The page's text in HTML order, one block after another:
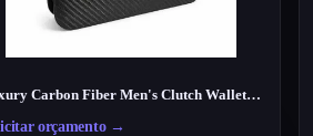
Luxury Carbon Fiber Men's Clutch Wallet – Lightweight RFID Travel Organizer
orçamento→